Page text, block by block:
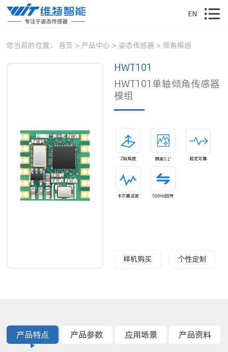
EN
您当前的位置： 首页 > 产品中心 > 姿态传感器 >倾角模组
HWT101
HWT101单轴倾角传感器
模组
样机购买 个性定制
产品特点 产品参数 应用场景 产品资料